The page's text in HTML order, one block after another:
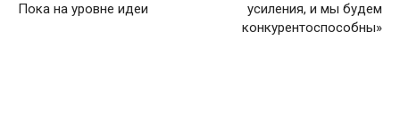
Пока на уровне идеи
усиления, и мы будем
конкурентоспособны»